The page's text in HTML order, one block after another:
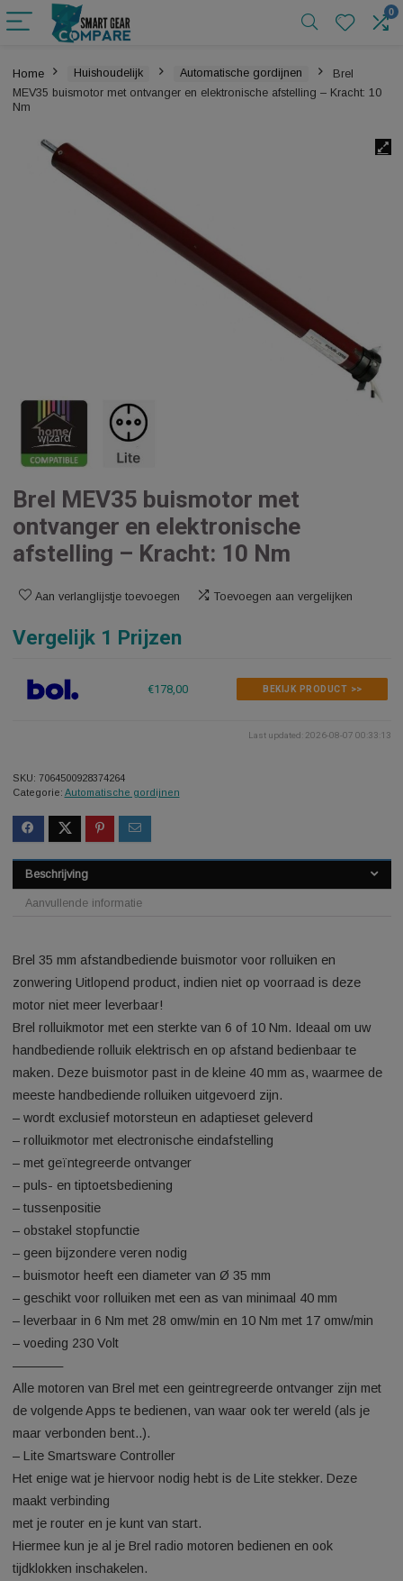
Home Huishoudelijk Automatische gordijnen
MEV35 buismotor met ontvanger en elektronische afstelling –
Brel MEV35 buismotor met
ontvanger en elektronische
Vergelijk 1 Prijzen
SKU:7064500928374264
Categorie:Automatische gordijnen
Aanvullende informatie
Brel 35 mm afstandbediende buismotor voor rolluiken en
zonwering Uitlopend product, indien niet op voorraad is deze
motor niet meer leverbaar!
Brel rolluikmotor met een sterkte van 6 of 10 Nm. Ideaal om
handbediende rolluik elektrisch en op afstand bedienbaar te
maken. Deze buismotor past in de kleine 40 mm as,
meeste handbediende rolluiken uitgevoerd zijn.
– wordt exclusief motorsteun en adaptieset geleverd
– rolluikmotor met electronische eindafstelling
– met geïntegreerde ontvanger
– puls- en tiptoetsbediening
– tussenpositie
– obstakel stopfunctie
– geen bijzondere veren nodig
– buismotor heeft een diameter van Ø 35 mm
– geschikt voor rolluiken met een as van minimaal 40 mm
– voeding 230 Volt
————
Alle motoren van Brel met een geintregreerde ontvanger zijn
de volgende Apps te bedienen, van waar ook ter wereld (als